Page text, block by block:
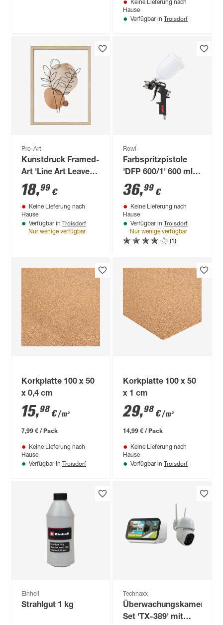
Keine Lieferung nach
Hause
Verfügbar in Troisdorf
Pro-Art
Kunstdruck Framed-
Art 'Line Art Leaves
l' 33 x 43 cm
18,99 €
Keine Lieferung nach
Hause
Verfügbar in Troisdorf
Nur wenige verfügbar
Rowi
Farbspritzpistole
'DFP 600/1' 600 ml,
200 l/min
36,99 €
Keine Lieferung nach
Hause
Verfügbar in Troisdorf
Nur wenige verfügbar
(1)
Korkplatte 100 x 50
x 0,4 cm
15,98 €/ m²
7,99 € / Pack
Keine Lieferung nach
Hause
Verfügbar in Troisdorf
Korkplatte 100 x 50
x 1 cm
29,98 €/ m²
14,99 € / Pack
Keine Lieferung nach
Hause
Verfügbar in Troisdorf
Einhell
Strahlgut 1 kg
Technaxx
Überwachungskamera-
Set 'TX-389' mit